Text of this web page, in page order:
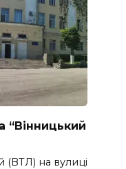
“Вінницький
(ВТЛ) на вулиці